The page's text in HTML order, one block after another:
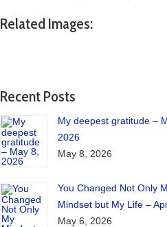
Related Images:
Recent Posts
My deepest gratitude –
2026
May 8, 2026
You Changed Not Only
Mindset but My Life –
May 6, 2026